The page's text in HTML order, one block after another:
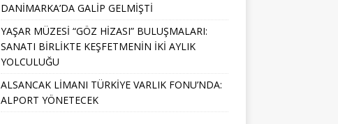
DANİMARKA’DA GALİP GELMİŞTİ
YAŞAR MÜZESİ “GÖZ HİZASI” BULUŞMALARI:
SANATI BİRLİKTE KEŞFETMENİN İKİ AYLIK
YOLCULUĞU
ALSANCAK LİMANI TÜRKİYE VARLIK FONU’NDA:
ALPORT YÖNETECEK